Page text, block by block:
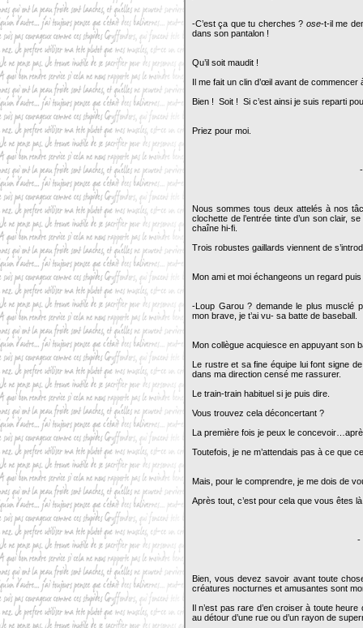
-C’est ça que tu cherches ? ose-t-il me
dans son pantalon !
Qu’il soit maudit !
Il me fait un clin d’œil avant de
Bien ! Soit ! Si c’est ainsi je suis reparti
Priez pour moi.
-
Nous sommes tous deux attelés à nos
clochette de l’entrée tinte d’un son clair,
chaîne hi-fi.
Trois robustes gaillards viennent de
Mon ami et moi échangeons un regard
-Loup Garou ? demande le plus musclé
mon brave, je t’ai vu- sa batte de baseball.
Mon collègue acquiesce en appuyant son
Le rustre et sa fine équipe lui font signe
dans ma direction censé me rassurer.
Le train-train habituel si je puis dire.
Vous trouvez cela déconcertant ?
La première fois je peux le
Toutefois, je ne m’attendais pas à ce que
Mais, pour le comprendre, je me dois de
Après tout, c’est pour cela que vous êtes
-
Bien, vous devez savoir avant toute
créatures nocturnes et amusantes sont
Il n’est pas rare d’en croiser à toute
au détour d’une rue ou d’un rayon de